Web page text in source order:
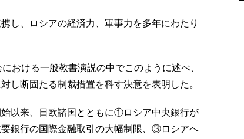
し、ロシアの経済力、軍事力を多年にわたり
おける一般教書演説の中でこのように述べ、
し断固たる制裁措置を科す決意を表明した。
以来、日欧諸国とともに①ロシア中央銀行が
銀行の国際金融取引の大幅制限、③ロシアへ